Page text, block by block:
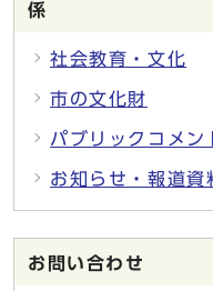
係
社会教育・文化
市の文化財
パブリックコメン
お知らせ・報道資
お問い合わせ